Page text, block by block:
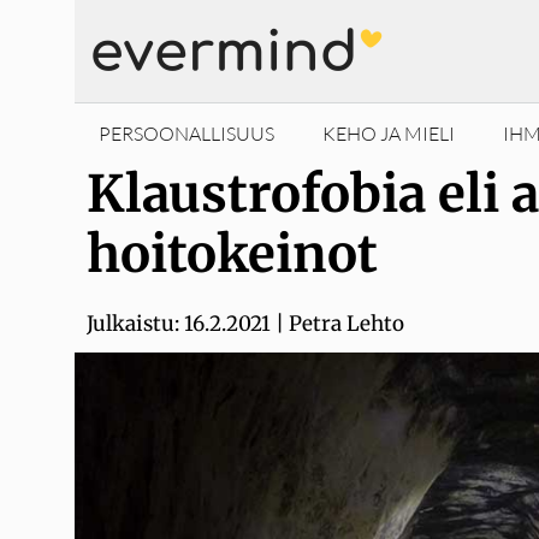
sisältöön
PERSOONALLISUUS KEHO JA MIELI
Klaustrofobia eli
hoitokeinot
Julkaistu:16.2.2021 Petra Lehto